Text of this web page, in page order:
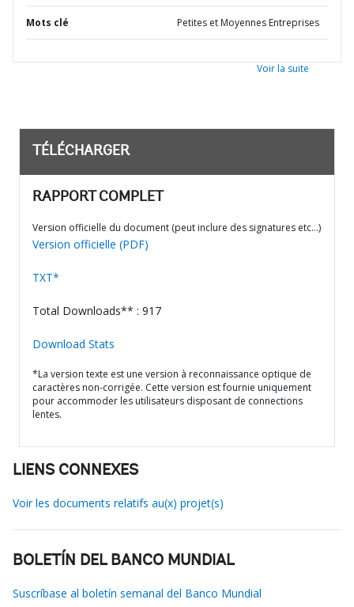
Mots clé Petites et Moyennes Entreprises
Voir la suite
TÉLÉCHARGER
RAPPORT COMPLET
Version officielle du document (peut inclure des signatures etc…)
Version officielle (PDF)
TXT*
Total Downloads** : 917
Download Stats
*La version texte est une version à reconnaissance optique de
caractères non-corrigée. Cette version est fournie uniquement
pour accommoder les utilisateurs disposant de connections
lentes.
LIENS CONNEXES
Voir les documents relatifs au(x) projet(s)
BOLETÍN DEL BANCO MUNDIAL
Suscríbase al boletín semanal del Banco Mundial